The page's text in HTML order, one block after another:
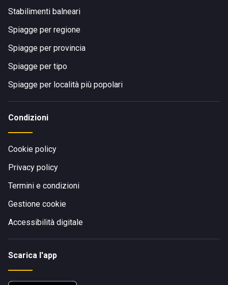
Stabilimenti balneari
Spiagge per regione
Spiagge per provincia
Spiagge per tipo
Spiagge per località più popolari
Condizioni
Cookie policy
Privacy policy
Termini e condizioni
Gestione cookie
Accessibilità digitale
Scarica l'app